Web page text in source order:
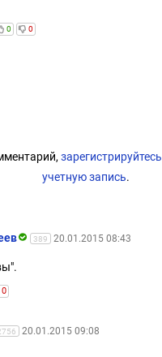
0 0
зарегистрируйтесь
учетную запись.
389 20.01.2015 08:43
0
20.01.2015 09:08